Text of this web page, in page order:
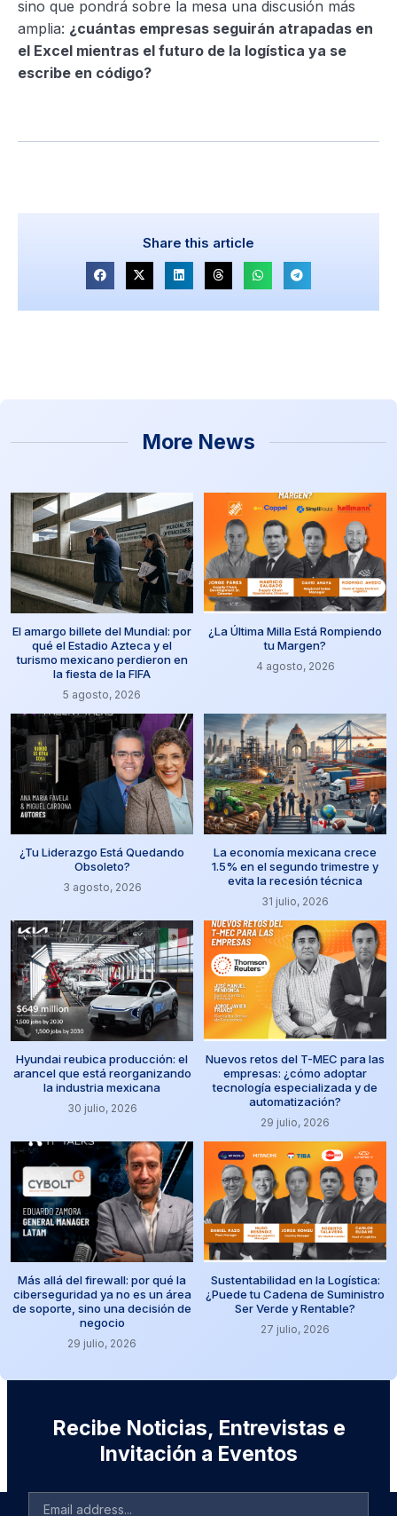
sino que pondrá sobre la mesa una discusión más
amplia: ¿cuántas empresas seguirán atrapadas en
el Excel mientras el futuro de la logística ya se
escribe en código?
Share this article
More News
El amargo billete del Mundial: por
qué el Estadio Azteca y el
turismo mexicano perdieron en
la fiesta de la FIFA
5 agosto, 2026
¿La Última Milla Está Rompiendo
tu Margen?
4 agosto, 2026
¿Tu Liderazgo Está Quedando
Obsoleto?
3 agosto, 2026
La economía mexicana crece
1.5% en el segundo trimestre y
evita la recesión técnica
31 julio, 2026
Hyundai reubica producción: el
arancel que está reorganizando
la industria mexicana
30 julio, 2026
Nuevos retos del T-MEC para las
empresas: ¿cómo adoptar
tecnología especializada y de
automatización?
29 julio, 2026
Más allá del firewall: por qué la
ciberseguridad ya no es un área
de soporte, sino una decisión de
negocio
29 julio, 2026
Sustentabilidad en la Logística:
¿Puede tu Cadena de Suministro
Ser Verde y Rentable?
27 julio, 2026
Recibe Noticias, Entrevistas e
Invitación a Eventos